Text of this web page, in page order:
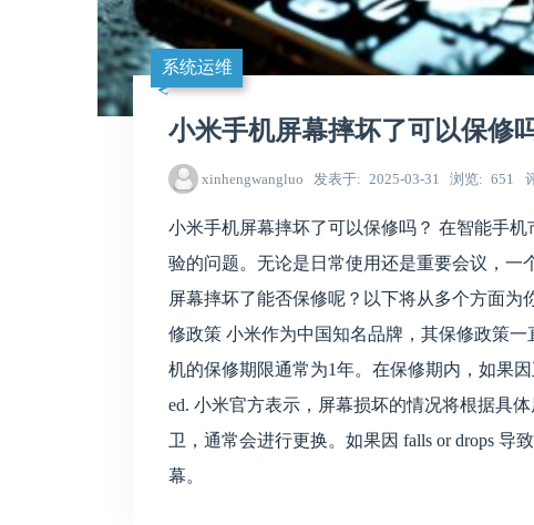
系统运维
小米手机屏幕摔坏了可以保修
xinhengwangluo 发表于 2025-03-31 浏览 651
小米手机屏幕摔坏了可以保修吗？ 在智能手
验的问题。无论是日常使用还是重要会议，一
屏幕摔坏了能否保修呢？以下将从多个方面
修政策 小米作为中国知名品牌，其保修政策
机的保修期限通常为1年。在保修期内，如果
ed. 小米官方表示，屏幕损坏的情况将根据具
卫，通常会进行更换。如果因 falls or drops 导
幕。